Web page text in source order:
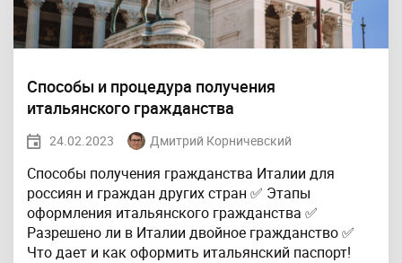
Способы и процедура получения
итальянского гражданства
24.02.2023 Дмитрий Корничевский
Способы получения гражданства Италии для
россиян и граждан других стран ✅ Этапы
оформления итальянского гражданства ✅
Разрешено ли в Италии двойное гражданство ✅
Что дает и как оформить итальянский паспорт!